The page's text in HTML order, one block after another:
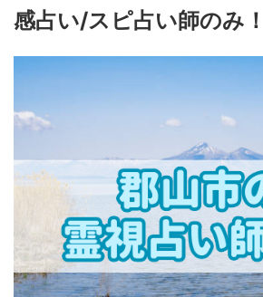
感占い/スピ占い師のみ！